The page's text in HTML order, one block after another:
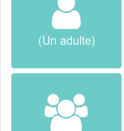
(Un adulte)